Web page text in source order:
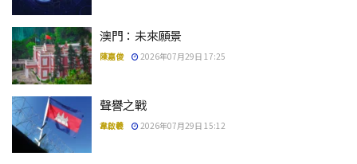
澳門：未來願景
陳嘉俊 2026年07月29日 17:25
聲譽之戰
韋啟羲 2026年07月29日 15:12